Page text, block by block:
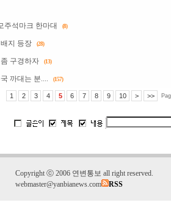
주석마크 한마대 (8)
지 등장 (28)
구경하자 (13)
까대는 분.... (157)
1 2 3 4 5 6 7 8 9 10 > >>
Copyright ⓒ 2006 연변통보 all right reserved.
webmaster@yanbianews.com
RSS